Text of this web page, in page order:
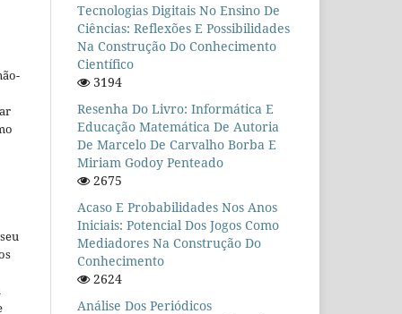
Tecnologias Digitais No Ensino De
Ciências: Reflexões E Possibilidades
Na Construção Do Conhecimento
Científico
3194
Resenha Do Livro: Informática E
Educação Matemática De Autoria
De Marcelo De Carvalho Borba E
Miriam Godoy Penteado
2675
Acaso E Probabilidades Nos Anos
Iniciais: Potencial Dos Jogos Como
Mediadores Na Construção Do
Conhecimento
2624
Análise Dos Periódicos